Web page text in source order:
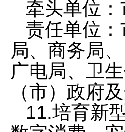
牵头单位
责任单位
局、商务局
广电局、卫
（市）政府
11.培育新